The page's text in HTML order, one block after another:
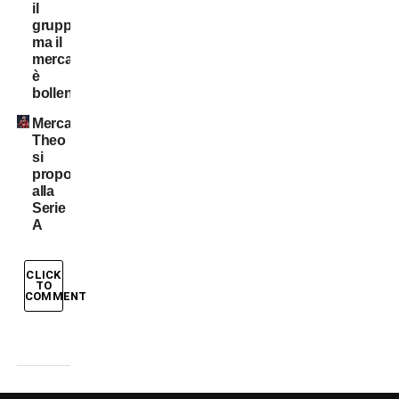
il
gruppo,
ma il
mercato
è
bollente
Mercato:
Theo
si
propone
alla
Serie
A
CLICK
TO
COMMENT